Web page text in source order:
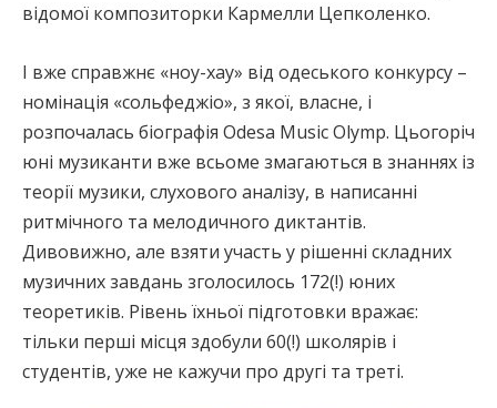
відомої композиторки Кармелли Цепколенко.
І вже справжнє «ноу-хау» від одеського конкурсу –
номінація «сольфеджіо», з якої, власне, і
розпочалась біографія Odesa Musiс Olymp. Цьогоріч
юні музиканти вже всьоме змагаються в знаннях із
теорії музики, слухового аналізу, в написанні
ритмічного та мелодичного диктантів.
Дивовижно, але взяти участь у рішенні складних
музичних завдань зголосилось 172(!) юних
теоретиків. Рівень їхньої підготовки вражає:
тільки перші місця здобули 60(!) школярів і
студентів, уже не кажучи про другі та треті.